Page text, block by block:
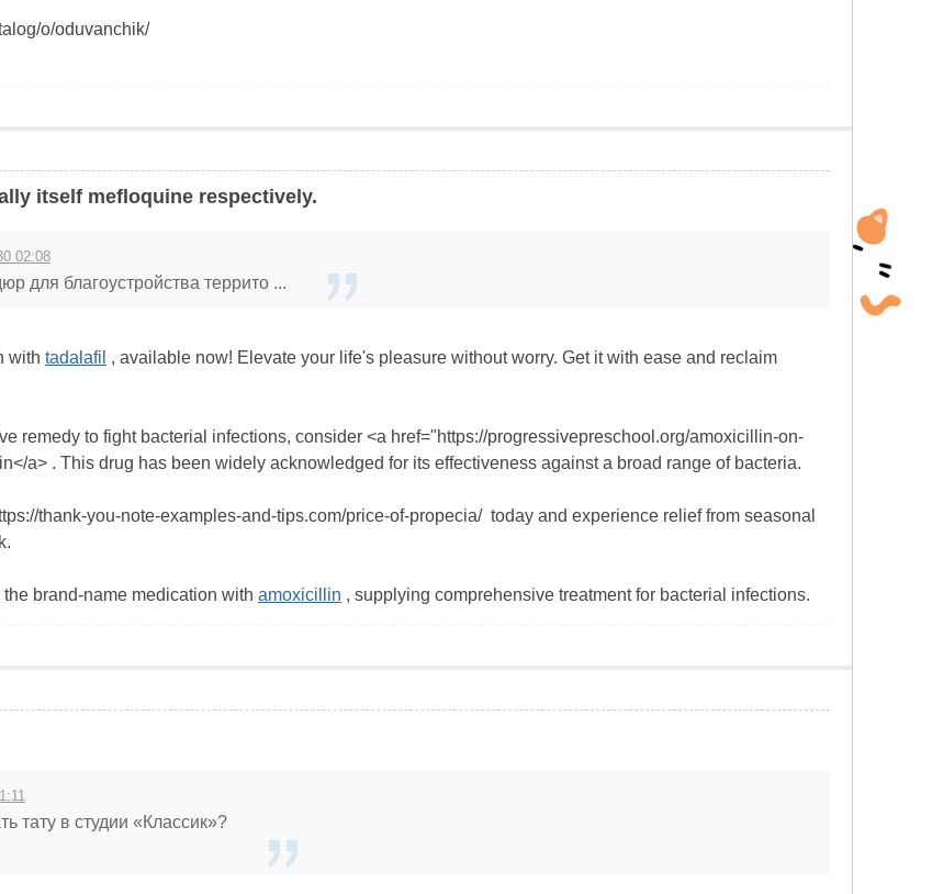
o/oduvanchik/
itself mefloquine respectively.
02:08
для благоустройства террито ...
with tadalafil , available now! Elevate your life's pleasure without worry. Get it with ease and reclaim
remedy to fight bacterial infections, consider <a href="https://progressivepreschool.org/amoxicillin-on-
a> . This drug has been widely acknowledged for its effectiveness against a broad range of bacteria.
thank-you-note-examples-and-tips.com/price-of-propecia/ today and experience relief from seasonal
brand-name medication with amoxicillin , supplying comprehensive treatment for bacterial infections.
тату в студии «Классик»?